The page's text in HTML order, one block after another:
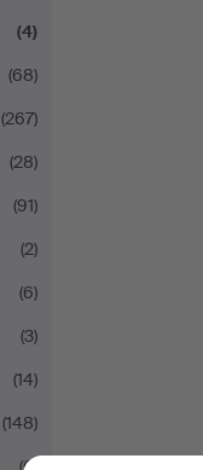
(4)
(68)
(267)
(28)
(91)
(2)
(6)
(3)
(14)
(148)